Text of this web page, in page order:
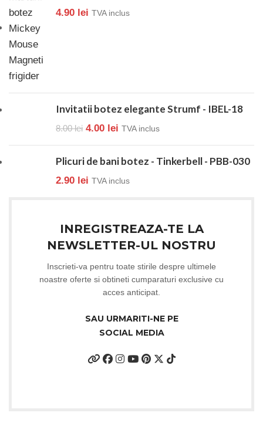
4.90 lei TVA inclus
Invitatii botez elegante Strumf - IBEL-18
8.00lei 4.00 lei TVA inclus
Plicuri de bani botez - Tinkerbell - PBB-030
2.90 lei TVA inclus
INREGISTREAZA-TE LA
NEWSLETTER-UL NOSTRU
Inscrieti-va pentru toate stirile despre ultimele
noastre oferte si obtineti cumparaturi exclusive cu
acces anticipat.
SAU URMARITI-NE PE
SOCIAL MEDIA